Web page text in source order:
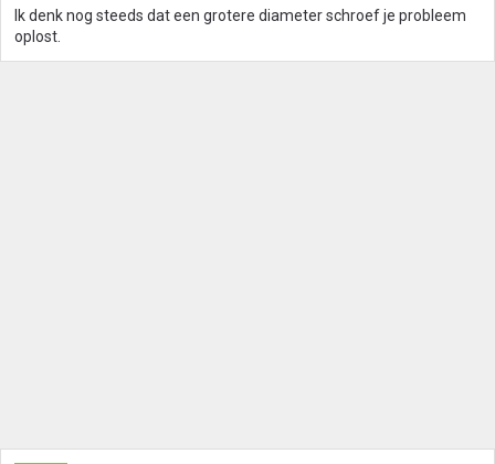
Ik denk nog steeds dat een grotere diameter schroef je probleem
oplost.